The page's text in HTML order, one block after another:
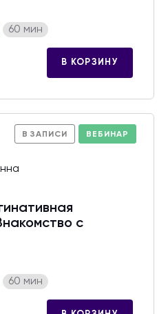
60 мин
В КОРЗИНУ
В ЗАПИСИ ВЕБИНАР
с
60 мин